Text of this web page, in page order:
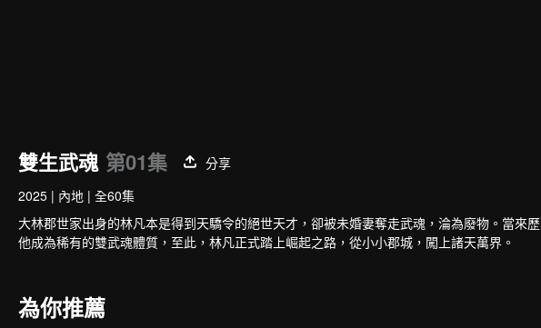
雙生武魂 第01集
分享
2025 | 內地 | 全60集
大林郡世家出身的林凡本是得到天驕令的絕世天才，卻被未婚妻奪走武魂，淪為廢物。當來
他成為稀有的雙武魂體質，至此，林凡正式踏上崛起之路，從小小郡城，闖上諸天萬界。
為你推薦